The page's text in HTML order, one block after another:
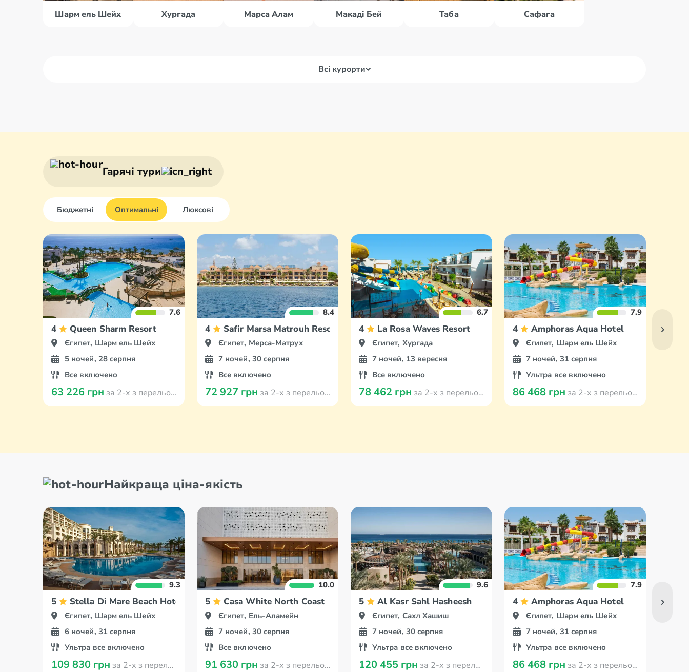
Шарм ель Шейх Хургада Марса Алам Макаді Бей Таба Сафага
Всі курорти
Гарячі тури
Бюджетні Оптимальні Люксові
7.6
4 Queen Sharm Resort
Єгипет, Шарм ель Шейх
5 ночей, 28 серпня
Все включено
63 226 грн за 2-х з перельотом з Кишинева
8.4
4 Safir Marsa Matrouh Resort
Єгипет, Мерса-Матрух
7 ночей, 30 серпня
Все включено
72 927 грн за 2-х з перельотом з Кишинева
6.7
4 La Rosa Waves Resort
Єгипет, Хургада
7 ночей, 13 вересня
Все включено
78 462 грн за 2-х з перельотом з Кишинева
7.9
4 Amphoras Aqua Hotel
Єгипет, Шарм ель Шейх
7 ночей, 31 серпня
Ультра все включено
86 468 грн за 2-х з перельотом з Кишинева
Найкраща ціна-якість
9.3
5 Stella Di Mare Beach Hotel & Spa
Єгипет, Шарм ель Шейх
6 ночей, 31 серпня
Ультра все включено
109 830 грн за 2-х з перельотом з Кишинева
10.0
5 Casa White North Coast
Єгипет, Ель-Аламейн
7 ночей, 30 серпня
Все включено
91 630 грн за 2-х з перельотом з Кишинева
9.6
5 Al Kasr Sahl Hasheesh
Єгипет, Сахл Хашиш
7 ночей, 30 серпня
Ультра все включено
120 455 грн за 2-х з перельотом з Кишинева
7.9
4 Amphoras Aqua Hotel
Єгипет, Шарм ель Шейх
7 ночей, 31 серпня
Ультра все включено
86 468 грн за 2-х з перельотом з Кишинева